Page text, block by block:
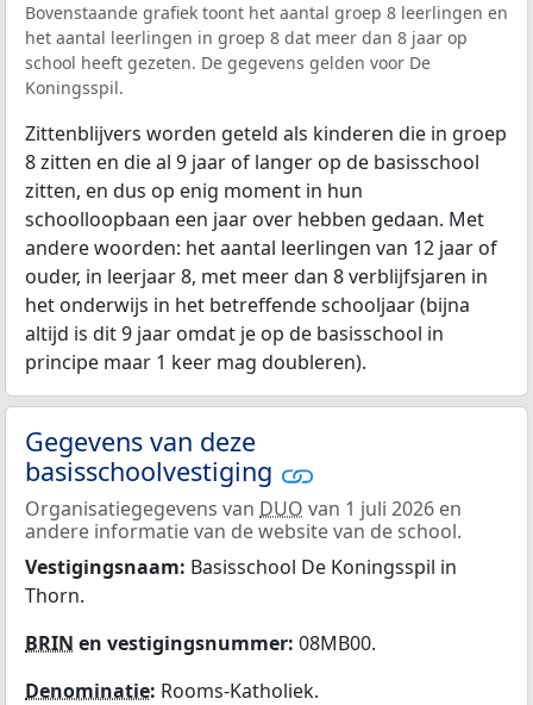
Bovenstaande grafiek toont het aantal groep 8 leerlingen en
het aantal leerlingen in groep 8 dat meer dan 8 jaar op
school heeft gezeten. De gegevens gelden voor De
Koningsspil.
Zittenblijvers worden geteld als kinderen die in groep
8 zitten en die al 9 jaar of langer op de basisschool
zitten, en dus op enig moment in hun
schoolloopbaan een jaar over hebben gedaan. Met
andere woorden: het aantal leerlingen van 12 jaar of
ouder, in leerjaar 8, met meer dan 8 verblijfsjaren in
het onderwijs in het betreffende schooljaar (bijna
altijd is dit 9 jaar omdat je op de basisschool in
principe maar 1 keer mag doubleren).
Gegevens van deze
basisschoolvestiging
Organisatiegegevens van DUO van 1 juli 2026 en
andere informatie van de website van de school.
Vestigingsnaam: Basisschool De Koningsspil in
Thorn.
BRIN en vestigingsnummer: 08MB00.
Denominatie: Rooms-Katholiek.